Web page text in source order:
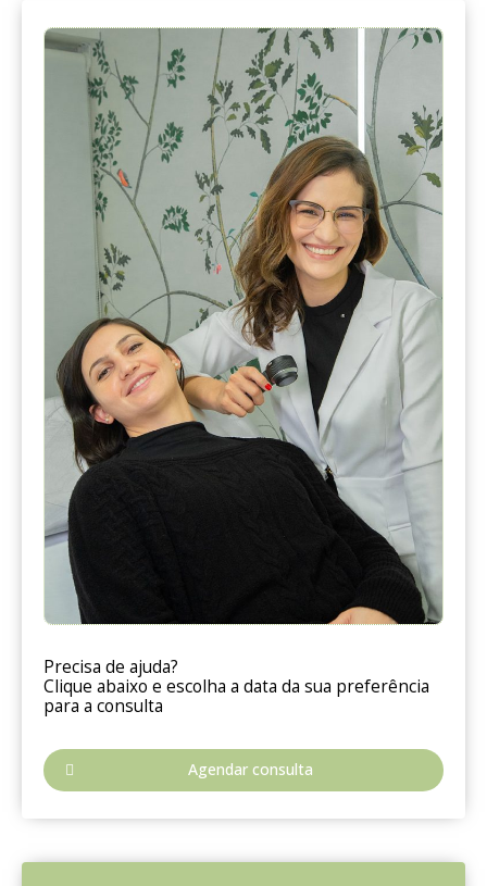
Precisa de ajuda?
Clique abaixo e escolha a data da sua preferência
para a consulta
Agendar consulta